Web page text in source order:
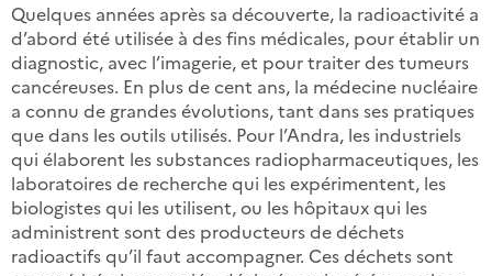
Quelques années après sa découverte, la radioactivité a
d’abord été utilisée à des fins médicales, pour établir un
diagnostic, avec l’imagerie, et pour traiter des tumeurs
cancéreuses. En plus de cent ans, la médecine nucléaire
a connu de grandes évolutions, tant dans ses pratiques
que dans les outils utilisés. Pour l’Andra, les industriels
qui élaborent les substances radiopharmaceutiques, les
laboratoires de recherche qui les expérimentent, les
biologistes qui les utilisent, ou les hôpitaux qui les
administrent sont des producteurs de déchets
radioactifs qu’il faut accompagner. Ces déchets sont